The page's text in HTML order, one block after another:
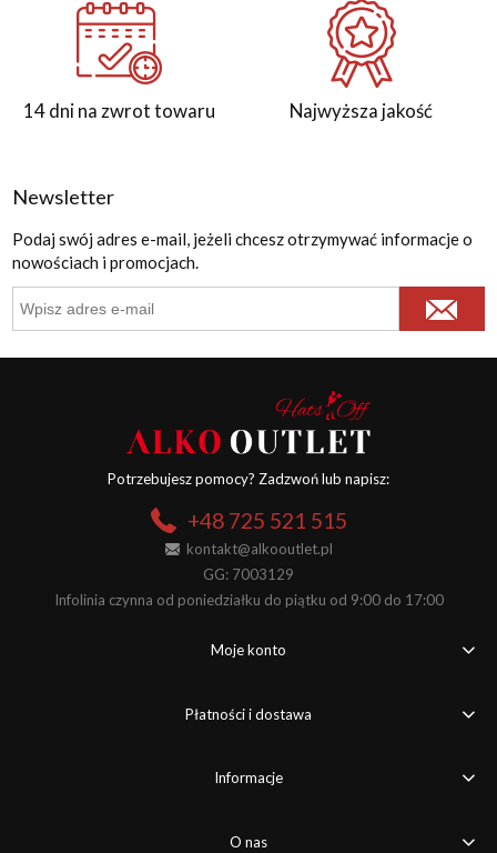
14 dni na zwrot towaru Najwyższa jakość
Newsletter
Podaj swój adres e-mail, jeżeli chcesz otrzymywać informacje o
nowościach i promocjach.
Potrzebujesz pomocy? Zadzwoń lub napisz:
+48 725 521 515
kontakt@alkooutlet.pl
GG: 7003129
Infolinia czynna od poniedziałku do piątku od 9:00 do 17:00
Moje konto
Płatności i dostawa
Informacje
O nas